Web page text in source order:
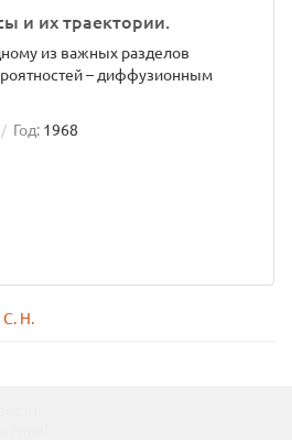
и их траектории.
из важных разделов
– диффузионным
Год: 1968
С. Н.